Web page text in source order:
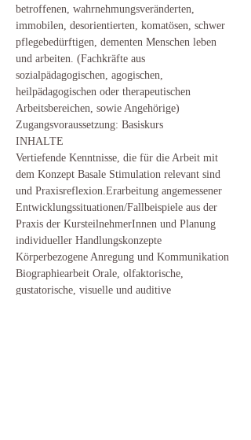
betroffenen, wahrnehmungsveränderten,
immobilen, desorientierten, komatösen, schwer
pflegebedürftigen, dementen Menschen leben
und arbeiten. (Fachkräfte aus
sozialpädagogischen, agogischen,
heilpädagogischen oder therapeutischen
Arbeitsbereichen, sowie Angehörige)
Zugangsvoraussetzung: Basiskurs
INHALTE
Vertiefende Kenntnisse, die für die Arbeit mit
dem Konzept Basale Stimulation relevant sind
und Praxisreflexion.Erarbeitung angemessener
Entwicklungssituationen/Fallbeispiele aus der
Praxis der KursteilnehmerInnen und Planung
individueller Handlungskonzepte
Körperbezogene Anregung und Kommunikation
Biographiearbeit Orale, olfaktorische,
gustatorische, visuelle und auditive